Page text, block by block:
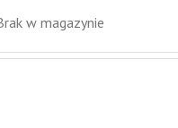
w magazynie